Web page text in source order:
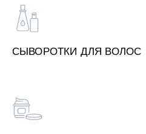
СЫВОРОТКИ ДЛЯ ВОЛОС